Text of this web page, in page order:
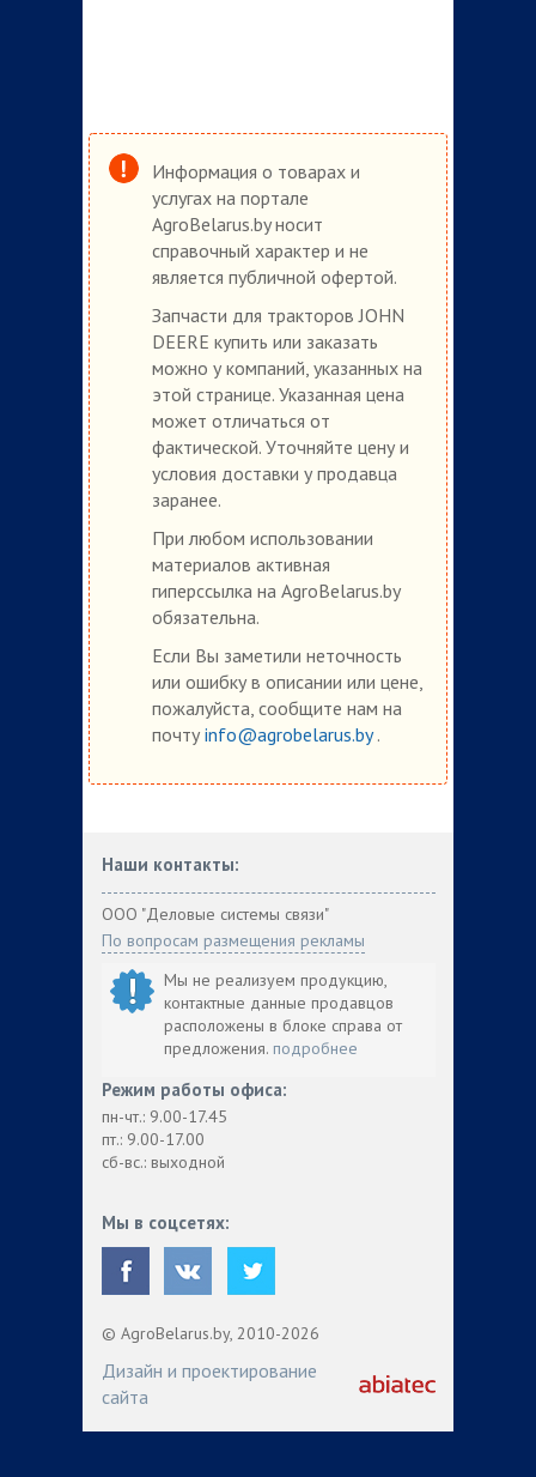
Информация о товарах и
услугах на портале
AgroBelarus.by носит
справочный характер и не
является публичной офертой.
Запчасти для тракторов JOHN
DEERE купить или заказать
можно у компаний, указанных на
этой странице. Указанная цена
может отличаться от
фактической. Уточняйте цену и
условия доставки у продавца
заранее.
При любом использовании
материалов активная
гиперссылка на AgroBelarus.by
обязательна.
Если Вы заметили неточность
или ошибку в описании или цене,
пожалуйста, сообщите нам на
почту info@agrobelarus.by.
Наши контакты:
ООО "Деловые системы связи"
По вопросам размещения рекламы
Мы не реализуем продукцию,
контактные данные продавцов
расположены в блоке справа от
предложения. подробнее
Режим работы офиса:
пн-чт.: 9.00-17.45
пт.: 9.00-17.00
сб-вс.: выходной
Мы в соцсетях:
© AgroBelarus.by, 2010-2026
Дизайн и проектирование
сайта